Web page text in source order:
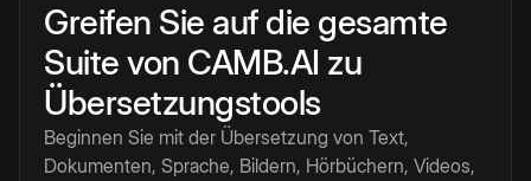
Greifen Sie auf die gesamte
Suite von CAMB.AI zu
Übersetzungstools
Beginnen Sie mit der Übersetzung von Text,
Dokumenten, Sprache, Bildern, Hörbüchern, Videos,